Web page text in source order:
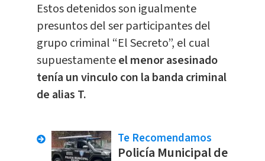
Estos detenidos son igualmente
presuntos del ser participantes del
grupo criminal “El Secreto”, el cual
supuestamenteel menor asesinado
tenía un vinculo con la banda criminal
de alias T.
Te Recomendamos
Policía Municipal de